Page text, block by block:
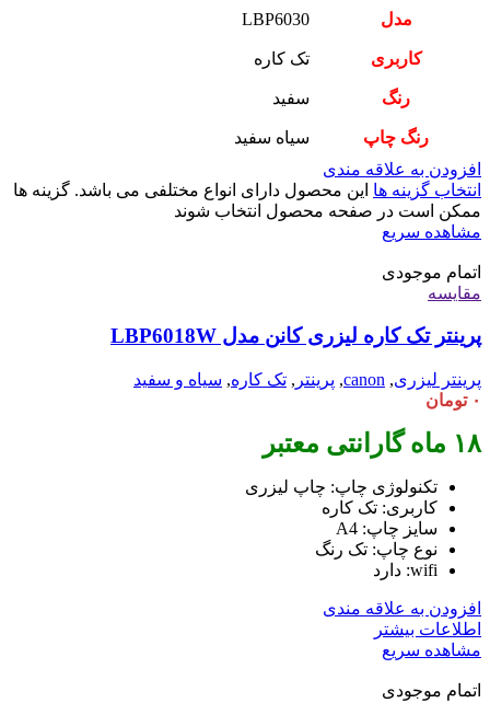
مدل LBP6030
کاربری تک کاره
رنگ سفید
رنگ چاپ
سیاه سفید
افزودن به علاقه مندی
انتخاب گزینه ها این محصول دارای انواع مختلفی می باشد. گزینه ها
ممکن است در صفحه محصول انتخاب شوند
مشاهده سریع
اتمام موجودی
مقایسه
پرینتر تک کاره لیزری کانن مدل LBP6018W
پرینتر لیزری,
canon
, پرینتر , تک کاره, سیاه و سفید
۰ تومان
۱۸ ماه گارانتی معتبر
تکنولوژی چاپ: چاپ لیزری
کاربری: تک کاره
سایز چاپ: A4
نوع چاپ: تک رنگ
wifi: دارد
افزودن به علاقه مندی
اطلاعات بیشتر
مشاهده سریع
اتمام موجودی